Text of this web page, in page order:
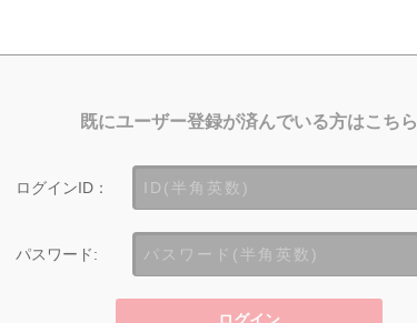
既にユーザー登録が済んでいる方はこちら
ログインID：
パスワード: